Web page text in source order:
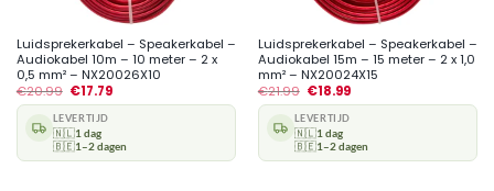
Luidsprekerkabel – Speakerkabel –
Audiokabel 10m – 10 meter – 2 x
0,5 mm² – NX20026X10
€20.99 €17.79
LEVERTIJD
🇳🇱1 dag
🇧🇪1–2 dagen
Luidsprekerkabel – Speakerkabel –
Audiokabel 15m – 15 meter – 2 x 1,0
mm² – NX20024X15
€21.99 €18.99
LEVERTIJD
🇳🇱1 dag
🇧🇪1–2 dagen